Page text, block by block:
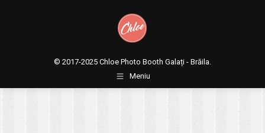
© 2017-2025 Chloe Photo Booth Galați - Brăila.
Meniu